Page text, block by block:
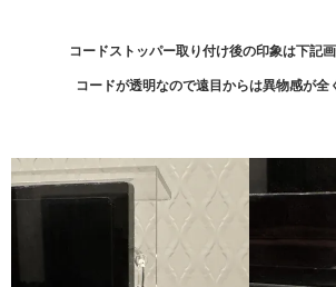
コードストッパー取り付け後の印象は下記画
コードが透明なので遠目からは異物感が全